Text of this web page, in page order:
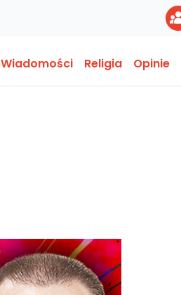
Wiadomości Religia Opinie